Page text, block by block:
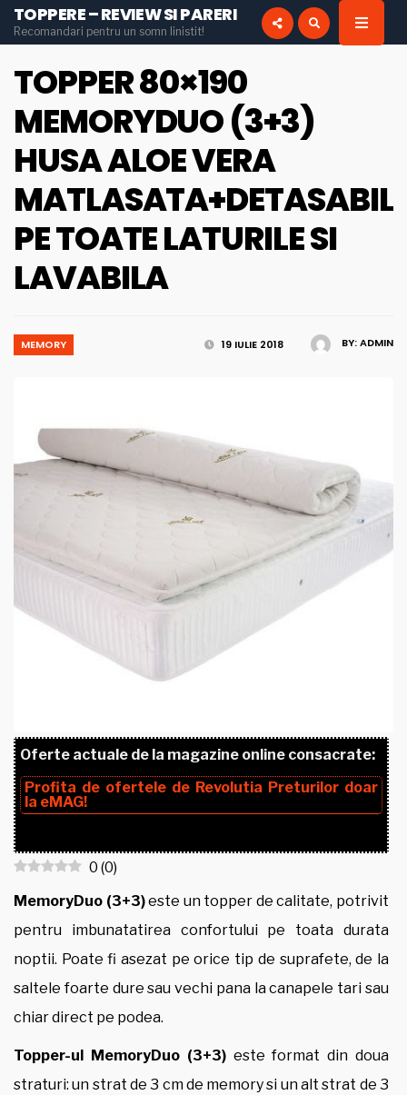
INSTAGRAM PINTEREST
for:
TOPPERE – REVIEW SI PARERI
Recomandari pentru un somn linistit!
TOPPER 80×190
MEMORYDUO (3+3)
HUSA ALOE VERA
PE TOATE LATURILE SI
LAVABILA
BY:ADMIN
19 IULIE 2018
MEMORY
Oferte actuale de la magazine online consacrate:
Profita de ofertele de Revolutia Preturilor doar
la eMAG!
0 (0)
MemoryDuo (3+3)este un topper de calitate, potrivit
pentru imbunatatirea confortului pe toata durata
noptii. Poate fi asezat pe orice tip de suprafete, de la
saltele foarte dure sau vechi pana la canapele tari sau
chiar direct pe podea.
Topper-ul MemoryDuo (3+3) este format din doua
straturi: un strat de 3 cm de memory si un alt strat de 3